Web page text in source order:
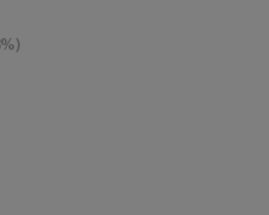
22,99 EUR